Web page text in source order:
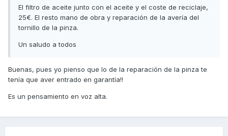
El filtro de aceite junto con el aceite y el coste de reciclaje,
25€. El resto mano de obra y reparación de la avería del
tornillo de la pinza.
Un saludo a todos
Buenas, pues yo pienso que lo de la reparación de la pinza te
tenía que aver entrado en garantía!!
Es un pensamiento en voz alta.